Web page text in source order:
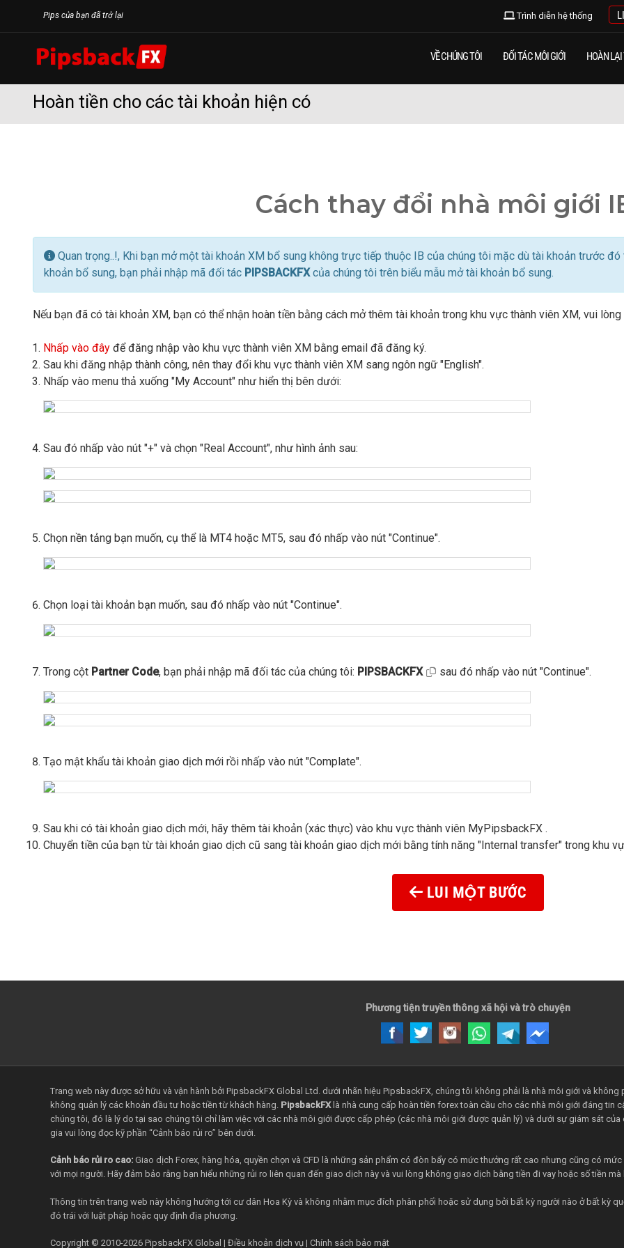
VỀ CHÚNG TÔI ĐỐI TÁC MÔI GIỚI HOÀN LẠI
Pips của bạn đã trở lại Trình diễn hệ thống
Hoàn tiền cho các tài khoản hiện có
Cách thay đổi nhà môi giới
Quan trọng..!, Khi bạn mở một tài khoản XM bổ sung không trực tiếp thuộc IB của chúng tôi mặc dù tài khoản trước
khoản bổ sung, bạn phải nhập mã đối tác PIPSBACKFXcủa chúng tôi trên biểu mẫu mở tài khoản bổ sung.
Nếu bạn đã có tài khoản XM, bạn có thể nhận hoàn tiền bằng cách mở thêm tài khoản trong khu vực thành viên XM, vui
Nhấp vào đây để đăng nhập vào khu vực thành viên XM bằng email đã đăng ký.
Sau khi đăng nhập thành công, nên thay đổi khu vực thành viên XM sang ngôn ngữ "English".
Nhấp vào menu thả xuống "My Account" như hiển thị bên dưới:
Sau đó nhấp vào nút "+" và chọn "Real Account", như hình ảnh sau:
Chọn nền tảng bạn muốn, cụ thể là MT4 hoặc MT5, sau đó nhấp vào nút "Continue".
Chọn loại tài khoản bạn muốn, sau đó nhấp vào nút "Continue".
Trong cột Partner Code, bạn phải nhập mã đối tác của chúng tôi: PIPSBACKFX sau đó nhấp vào nút "Continue".
Tạo mật khẩu tài khoản giao dịch mới rồi nhấp vào nút "Complate".
Sau khi có tài khoản giao dịch mới, hãy thêm tài khoản (xác thực) vào khu vực thành viên MyPipsbackFX .
Chuyển tiền của bạn từ tài khoản giao dịch cũ sang tài khoản giao dịch mới bằng tính năng "Internal transfer" trong khu
LUI MỘT BƯỚC
Phương tiện truyền thông xã hội và trò chuyện
Trang web này được sở hữu và vận hành bởi PipsbackFX Global Ltd. dưới nhãn hiệu PipsbackFX, chúng tôi không phải là nhà môi giới và
không quản lý các khoản đầu tư hoặc tiền từ khách hàng. PipsbackFXlà nhà cung cấp hoàn tiền forex toàn cầu cho các nhà môi giới đáng tin
chúng tôi, đó là lý do tại sao chúng tôi chỉ làm việc với các nhà môi giới được cấp phép (các nhà môi giới được quản lý) và dưới sự giám sát
gia vui lòng đọc kỹ phần “Cảnh báo rủi ro” bên dưới.
Cảnh báo rủi ro cao: Giao dịch Forex, hàng hóa, quyền chọn và CFD là những sản phẩm có đòn bẩy có mức thưởng rất cao nhưng cũng có
với mọi người. Hãy đảm bảo rằng bạn hiểu những rủi ro liên quan đến giao dịch này và vui lòng không giao dịch bằng tiền đi vay hoặc số tiền
Thông tin trên trang web này không hướng tới cư dân Hoa Kỳ và không nhằm mục đích phân phối hoặc sử dụng bởi bất kỳ người nào ở bất kỳ
đó trái với luật pháp hoặc quy định địa phương.
Copyright © 2010-2026 PipsbackFX Global | Điều khoản dịch vụ | Chính sách bảo mật